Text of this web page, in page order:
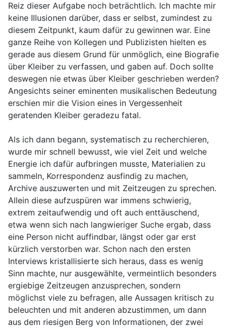
Reiz dieser Aufgabe noch beträchtlich. Ich machte mir
keine Illusionen darüber, dass er selbst, zumindest zu
diesem Zeitpunkt, kaum dafür zu gewinnen war. Eine
ganze Reihe von Kollegen und Publizisten hielten es
gerade aus diesem Grund für unmöglich, eine Biografie
über Kleiber zu verfassen, und gaben auf. Doch sollte
deswegen nie etwas über Kleiber geschrieben werden?
Angesichts seiner eminenten musikalischen Bedeutung
erschien mir die Vision eines in Vergessenheit
geratenden Kleiber geradezu fatal.
Als ich dann begann, systematisch zu recherchieren,
wurde mir schnell bewusst, wie viel Zeit und welche
Energie ich dafür aufbringen musste, Materialien zu
sammeln, Korrespondenz ausfindig zu machen,
Archive auszuwerten und mit Zeitzeugen zu sprechen.
Allein diese aufzuspüren war immens schwierig,
extrem zeitaufwendig und oft auch enttäuschend,
etwa wenn sich nach langwieriger Suche ergab, dass
eine Person nicht auffindbar, längst oder gar erst
kürzlich verstorben war. Schon nach den ersten
Interviews kristallisierte sich heraus, dass es wenig
Sinn machte, nur ausgewählte, vermeintlich besonders
ergiebige Zeitzeugen anzusprechen, sondern
möglichst viele zu befragen, alle Aussagen kritisch zu
beleuchten und mit anderen abzustimmen, um dann
aus dem riesigen Berg von Informationen, der zwei